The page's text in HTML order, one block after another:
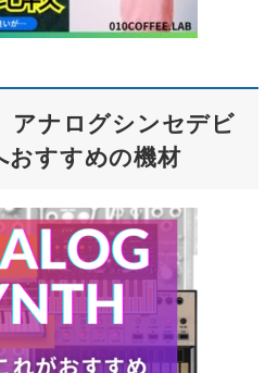
アナログシンセデビ
おすすめの機材